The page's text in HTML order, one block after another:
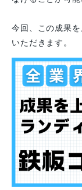
今回、この成果
いただきます。